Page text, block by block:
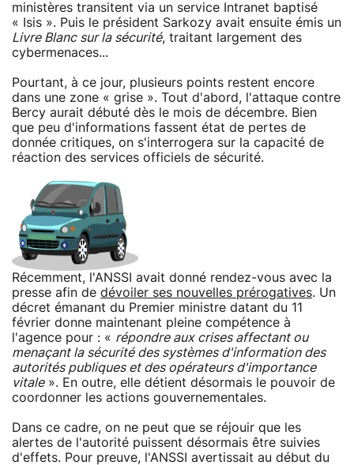
ministères transitent via un service Intranet baptisé
« Isis ». Puis le président Sarkozy avait ensuite émis un
Livre Blanc sur la sécurité, traitant largement des
cybermenaces...
Pourtant, à ce jour, plusieurs points restent encore
dans une zone « grise ». Tout d'abord, l'attaque contre
Bercy aurait débuté dès le mois de décembre. Bien
que peu d'informations fassent état de pertes de
donnée critiques, on s'interrogera sur la capacité de
réaction des services officiels de sécurité.
Récemment, l'ANSSI avait donné rendez-vous avec la
presse afin de dévoiler ses nouvelles prérogatives. Un
décret émanant du Premier ministre datant du 11
février donne maintenant pleine compétence à
l'agence pour : « répondre aux crises affectant ou
menaçant la sécurité des systèmes d'information des
autorités publiques et des opérateurs d'importance
vitale». En outre, elle détient désormais le pouvoir de
coordonner les actions gouvernementales.
Dans ce cadre, on ne peut que se réjouir que les
alertes de l'autorité puissent désormais être suivies
d'effets. Pour preuve, l'ANSSI avertissait au début du